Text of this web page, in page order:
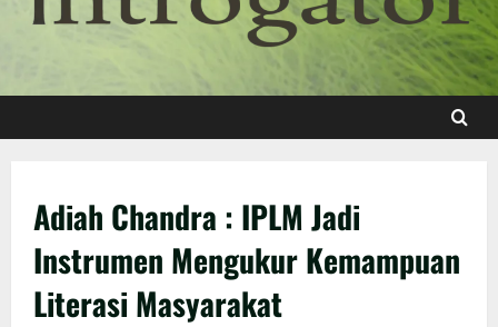
Adiah Chandra : IPLM Jadi
Instrumen Mengukur Kemampuan
Literasi Masyarakat